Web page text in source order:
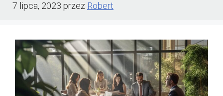
7 lipca, 2023 przez Robert